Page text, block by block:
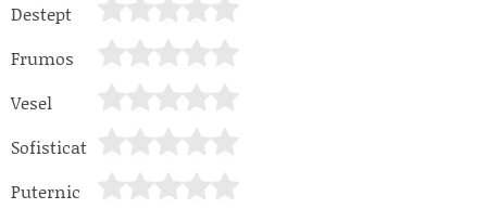
Destept
Frumos
Vesel
Sofisticat
Puternic